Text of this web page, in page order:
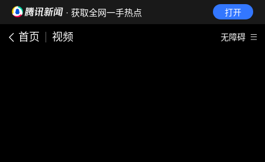
· 获取全网一手热点 打开
首页 视频 无障碍